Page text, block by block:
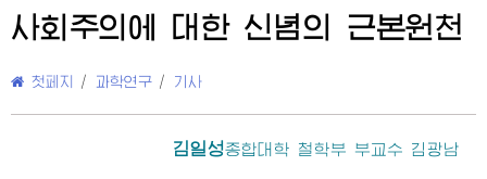
사회주의에 대한 신념의 근본원천
첫페지 / 과학연구 / 기사
김일성종합대학 철학부 부교수 김광남